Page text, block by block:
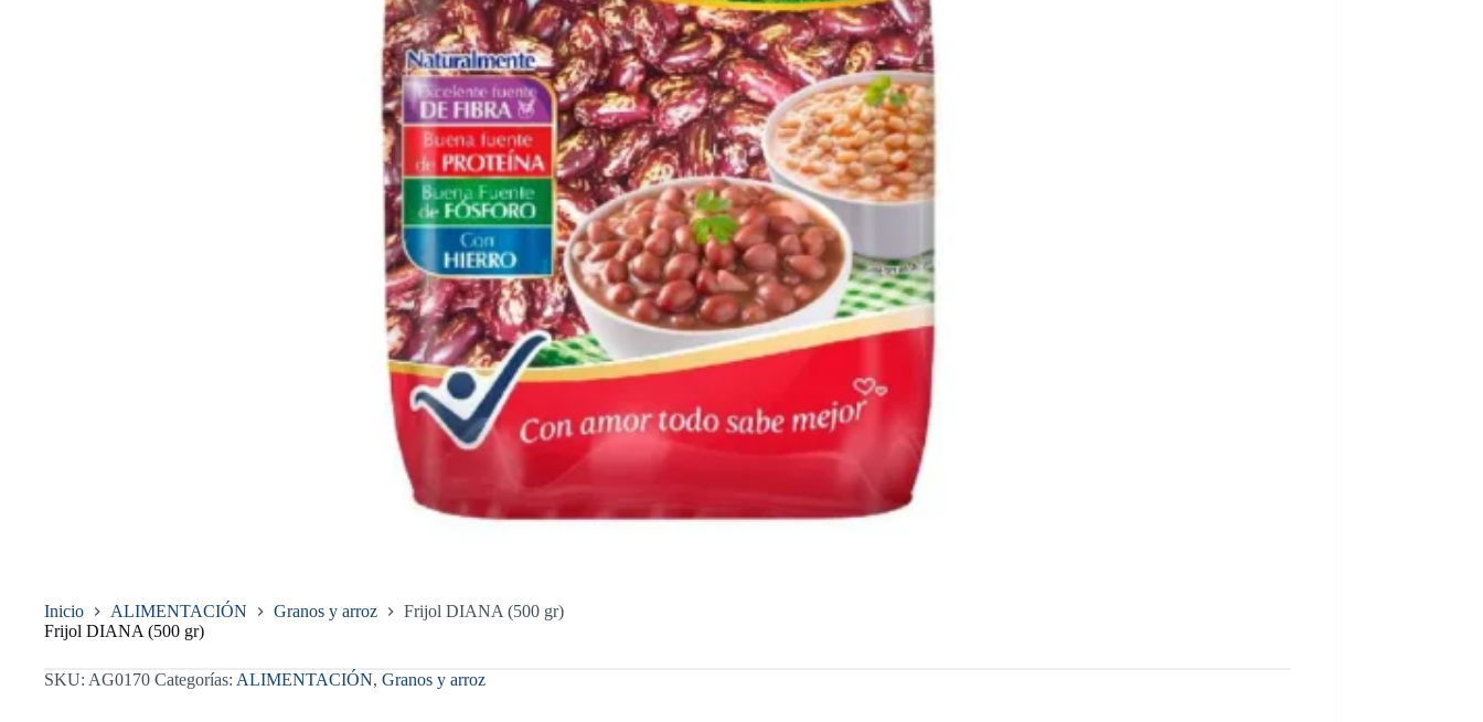
Inicio ALIMENTACIÓN Granos y arroz​
Frijol DIANA (500 gr)
Frijol DIANA (500 gr)
SKU: AG0170 Categorías: ALIMENTACIÓN, Granos y arroz​